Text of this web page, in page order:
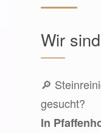
Wir
🔎
gesucht?
In